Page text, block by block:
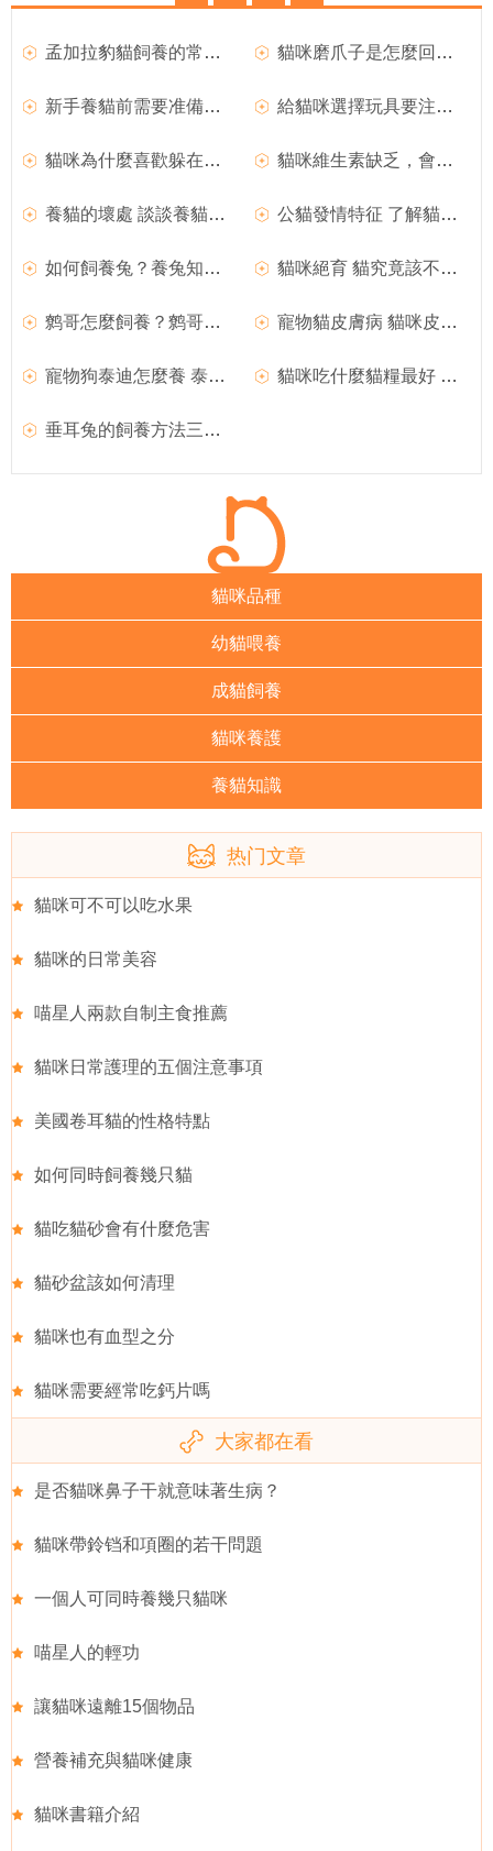
孟加拉豹貓飼養的常見問題 貓咪磨爪子是怎麼回事？
新手養貓前需要准備些什麼呢 給貓咪選擇玩具要注意哪些事項呢
貓咪為什麼喜歡躲在箱子裡 貓咪維生素缺乏，會導致什麼樣的後果？
養貓的壞處 談談養貓的一些危害或壞處 公貓發情特征 了解貓咪的性成熟期
如何飼養兔？養兔知識大全 貓咪絕育 貓究竟該不該做絕育
鹩哥怎麼飼養？鹩哥的飼養方法 寵物貓皮膚病 貓咪皮膚病有哪些
寵物狗泰迪怎麼養 泰迪犬飼養方法 貓咪吃什麼貓糧最好 貓咪貓糧分類
垂耳兔的飼養方法三點解析
貓咪品種
幼貓喂養
成貓飼養
貓咪養護
養貓知識
热门文章
貓咪可不可以吃水果
貓咪的日常美容
喵星人兩款自制主食推薦
貓咪日常護理的五個注意事項
美國卷耳貓的性格特點
如何同時飼養幾只貓
貓吃貓砂會有什麼危害
貓砂盆該如何清理
貓咪也有血型之分
貓咪需要經常吃鈣片嗎
大家都在看
是否貓咪鼻子干就意味著生病？
貓咪帶鈴铛和項圈的若干問題
一個人可同時養幾只貓咪
喵星人的輕功
讓貓咪遠離15個物品
營養補充與貓咪健康
貓咪書籍介紹